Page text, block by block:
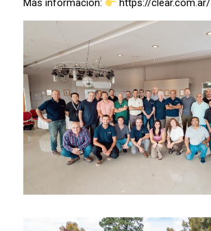
Más información: https://clear.com.ar/